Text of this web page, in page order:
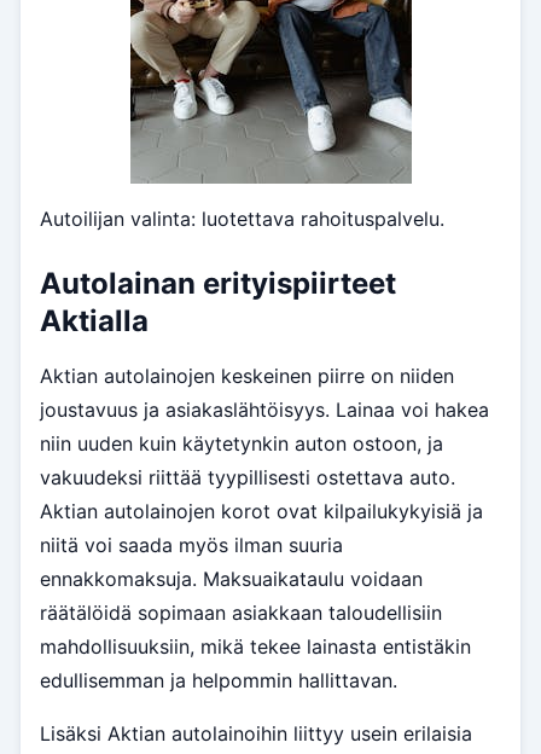
Autoilijan valinta: luotettava rahoituspalvelu.
Autolainan erityispiirteet
Aktialla
Aktian autolainojen keskeinen piirre on niiden
joustavuus ja asiakaslähtöisyys. Lainaa voi hakea
niin uuden kuin käytetynkin auton ostoon, ja
vakuudeksi riittää tyypillisesti ostettava auto.
Aktian autolainojen korot ovat kilpailukykyisiä ja
niitä voi saada myös ilman suuria
ennakkomaksuja. Maksuaikataulu voidaan
räätälöidä sopimaan asiakkaan taloudellisiin
mahdollisuuksiin, mikä tekee lainasta entistäkin
edullisemman ja helpommin hallittavan.
Lisäksi Aktian autolainoihin liittyy usein erilaisia